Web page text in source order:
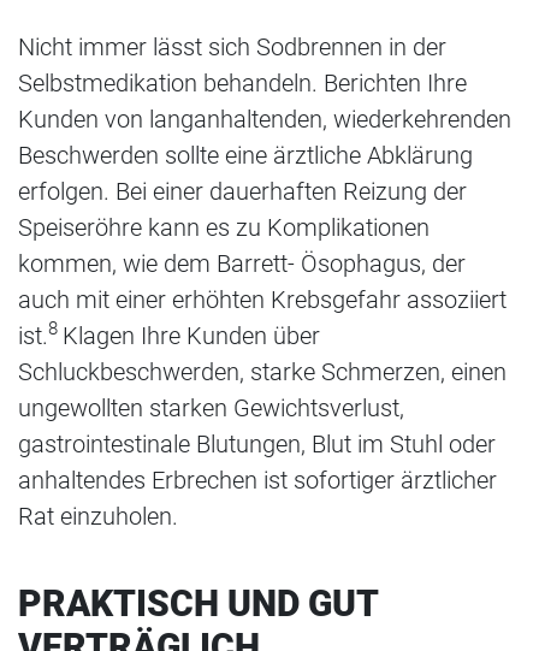
Nicht immer lässt sich Sodbrennen in der
Selbstmedikation behandeln. Berichten Ihre
Kunden von langanhaltenden, wiederkehrenden
Beschwerden sollte eine ärztliche Abklärung
erfolgen. Bei einer dauerhaften Reizung der
Speiseröhre kann es zu Komplikationen
kommen, wie dem Barrett- Ösophagus, der
auch mit einer erhöhten Krebsgefahr assoziiert
ist.8 Klagen Ihre Kunden über
Schluckbeschwerden, starke Schmerzen, einen
ungewollten starken Gewichtsverlust,
gastrointestinale Blutungen, Blut im Stuhl oder
anhaltendes Erbrechen ist sofortiger ärztlicher
Rat einzuholen.
PRAKTISCH UND GUT